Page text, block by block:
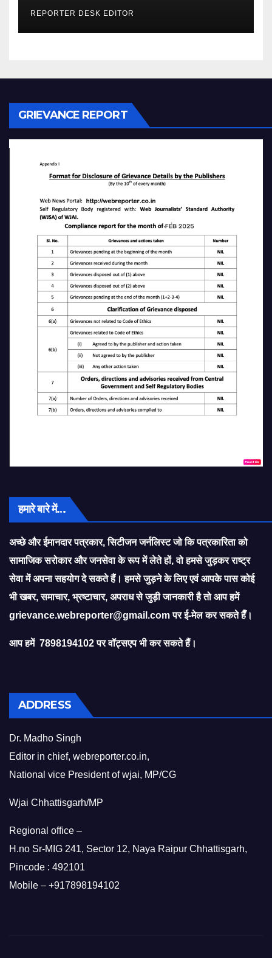
REPORTER DESK EDITOR
GRIEVANCE REPORT
हमारे बारे में…
अच्छे और ईमानदार पत्रकार, सिटीजन जर्नलिस्ट जो कि पत्रकारिता को
सामाजिक सरोकार और जनसेवा के रूप में लेते हों, वो हमसे जुड़कर राष्ट्र
सेवा में अपना सहयोग दे सकते हैं। हमसे जुड़ने के लिए एवं आपके पास कोई
भी खबर, समाचार, भ्रष्टाचार, अपराध से जुड़ी जानकारी है तो आप हमें
grievance.webreporter@gmail.comपर ई-मेल कर सकते हैँ।
आप हमें 7898194102 पर वॉट्सएप भी कर सकते हैं।
ADDRESS
Dr. Madho Singh
Editor in chief, webreporter.co.in,
National vice President of wjai, MP/CG
Wjai Chhattisgarh/MP
Regional office –
H.no Sr-MIG 241, Sector 12, Naya Raipur Chhattisgarh,
Pincode : 492101
Mobile – +917898194102